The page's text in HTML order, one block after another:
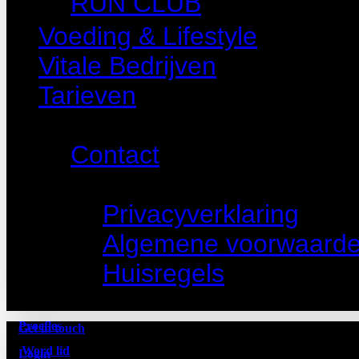
Voeding & Lifestyle
Vitale Bedrijven
Tarieven
Contact
Privacyverklaring
Algemene
Huisregels
Get in touch
Login
Proefles
Word lid